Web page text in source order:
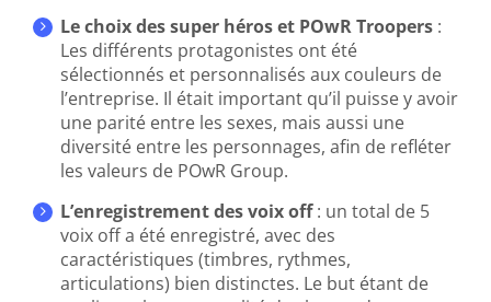
Le choix des super héros et POwR Troopers :
Les différents protagonistes ont été
sélectionnés et personnalisés aux couleurs de
l’entreprise. Il était important qu’il puisse y avoir
une parité entre les sexes, mais aussi une
diversité entre les personnages, afin de refléter
les valeurs de POwR Group.
L’enregistrement des voix off: un total de 5
voix off a été enregistré, avec des
caractéristiques (timbres, rythmes,
articulations) bien distinctes. Le but étant de